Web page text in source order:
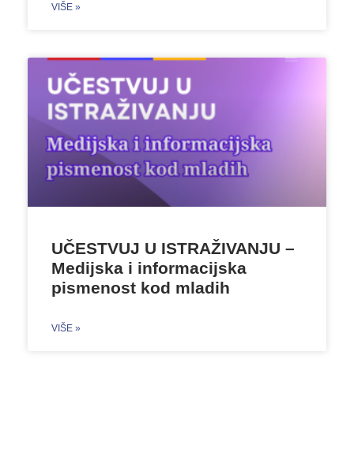
VIŠE »
UČESTVUJ U ISTRAŽIVANJU –
Medijska i informacijska
pismenost kod mladih
VIŠE »